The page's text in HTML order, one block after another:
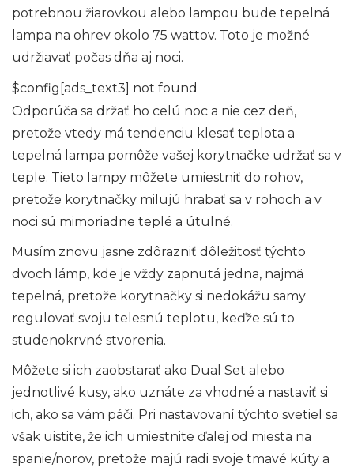
potrebnou žiarovkou alebo lampou bude tepelná
lampa na ohrev okolo 75 wattov. Toto je možné
udržiavať počas dňa aj noci.
$config[ads_text3] not found
Odporúča sa držať ho celú noc a nie cez deň,
pretože vtedy má tendenciu klesať teplota a
tepelná lampa pomôže vašej korytnačke udržať sa v
teple. Tieto lampy môžete umiestniť do rohov,
pretože korytnačky milujú hrabať sa v rohoch a v
noci sú mimoriadne teplé a útulné.
Musím znovu jasne zdôrazniť dôležitosť týchto
dvoch lámp, kde je vždy zapnutá jedna, najmä
tepelná, pretože korytnačky si nedokážu samy
regulovať svoju telesnú teplotu, keďže sú to
studenokrvné stvorenia.
Môžete si ich zaobstarať ako Dual Set alebo
jednotlivé kusy, ako uznáte za vhodné a nastaviť si
ich, ako sa vám páči. Pri nastavovaní týchto svetiel sa
však uistite, že ich umiestnite ďalej od miesta na
spanie/norov, pretože majú radi svoje tmavé kúty a